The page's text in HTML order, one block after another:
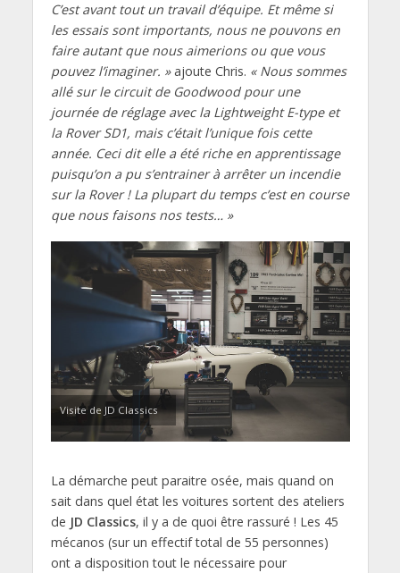
C’est avant tout un travail d’équipe. Et même si
les essais sont importants, nous ne pouvons en
faire autant que nous aimerions ou que vous
pouvez l’imaginer. »ajoute Chris. « Nous sommes
allé sur le circuit de Goodwood pour une
journée de réglage avec la Lightweight E-type et
la Rover SD1, mais c’était l’unique fois cette
année. Ceci dit elle a été riche en apprentissage
puisqu’on a pu s’entrainer à arrêter un incendie
sur la Rover ! La plupart du temps c’est en course
que nous faisons nos tests… »
Visite de JD Classics
La démarche peut paraitre osée, mais quand on
sait dans quel état les voitures sortent des ateliers
de JD Classics, il y a de quoi être rassuré ! Les 45
mécanos (sur un effectif total de 55 personnes)
ont a disposition tout le nécessaire pour